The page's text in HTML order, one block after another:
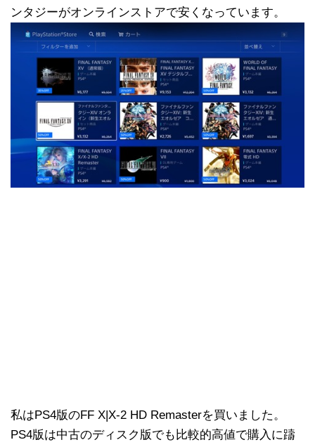
ンタジーがオンラインストアで安くなっています。
私はPS4版のFF X|X-2 HD Remasterを買いました。
PS4版は中古のディスク版でも比較的高値で購入に躊